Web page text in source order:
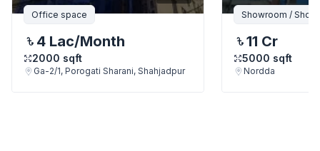
Office space
4 Lac/Month
2000 sqft
Ga-2/1, Porogati Sharani, Shahjadpur
Showroom / Shop
11 Cr
5000 sqft
Nordda